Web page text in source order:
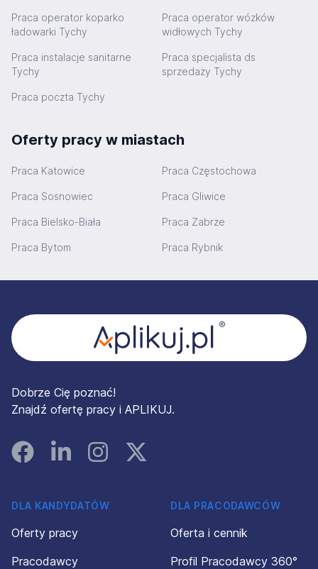
Praca operator koparko
ładowarki Tychy
Praca operator wózków
widłowych Tychy
Praca instalacje sanitarne
Tychy
Praca specjalista ds
sprzedaży Tychy
Praca poczta Tychy
Oferty pracy w miastach
Praca Katowice Praca Częstochowa
Praca Sosnowiec Praca Gliwice
Praca Bielsko-Biała Praca Zabrze
Praca Bytom Praca Rybnik
Dobrze Cię poznać!
Znajdź ofertę pracy i APLIKUJ.
FacebookLinked InInstagramInstagram
DLA KANDYDATÓW
Oferty pracy
Pracodawcy
DLA PRACODAWCÓW
Oferta i cennik
Profil Pracodawcy 360°